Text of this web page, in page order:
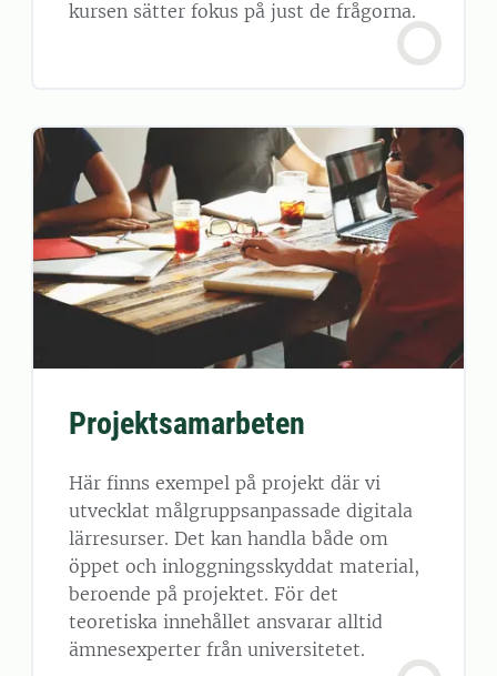
kursen sätter fokus på just de frågorna.
Projektsamarbeten
Här finns exempel på projekt där vi
utvecklat målgruppsanpassade digitala
lärresurser. Det kan handla både om
öppet och inloggningsskyddat material,
beroende på projektet. För det
teoretiska innehållet ansvarar alltid
ämnesexperter från universitetet.